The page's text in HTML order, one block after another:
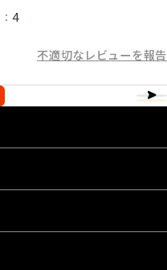
4
不適切なレビューを報告